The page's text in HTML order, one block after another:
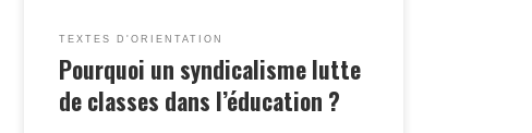
TEXTES D'ORIENTATION
Pourquoi un syndicalisme lutte
de classes dans l’éducation ?